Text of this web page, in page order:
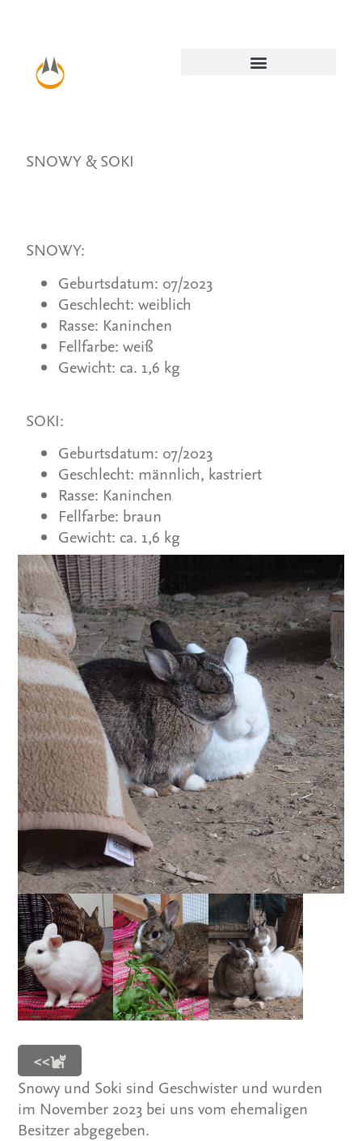
SNOWY & SOKI
SNOWY:
Geburtsdatum: 07/2023
Geschlecht: weiblich
Rasse: Kaninchen
Fellfarbe: weiß
Gewicht: ca. 1,6 kg
SOKI:
Geburtsdatum: 07/2023
Geschlecht: männlich, kastriert
Rasse: Kaninchen
Fellfarbe: braun
Gewicht: ca. 1,6 kg
<<
Snowy und Soki sind Geschwister und wurden
im November 2023 bei uns vom ehemaligen
Besitzer abgegeben.